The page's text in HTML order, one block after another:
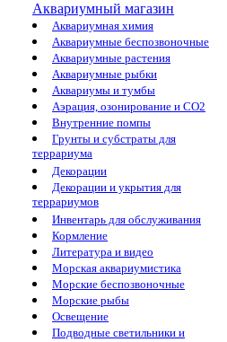
Аквариумный магазин
Аквариумная химия
Аквариумные беспозвоночные
Аквариумные растения
Аквариумные рыбки
Аквариумы и тумбы
Аэрация, озонирование и CO2
Внутренние помпы
Грунты и субстраты для
террариума
Декорации
Декорации и укрытия для
террариумов
Инвентарь для обслуживания
Кормление
Литература и видео
Морская аквариумистика
Морские беспозвоночные
Морские рыбы
Освещение
Подводные светильники и